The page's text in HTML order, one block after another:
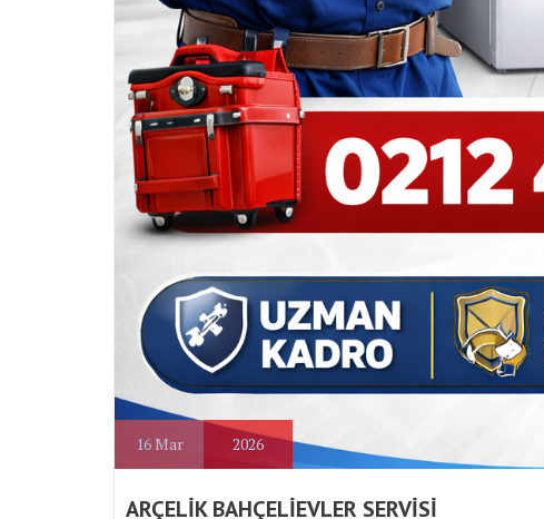
16Mar 2026
ARÇELİK BAHÇELİEVLER SERVİSİ